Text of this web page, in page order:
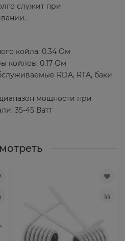
служит при
койла: 0.34 Ом
койлов: 0.17 Ом
RDA, RTA, баки
мощности при
35-45 Ватт